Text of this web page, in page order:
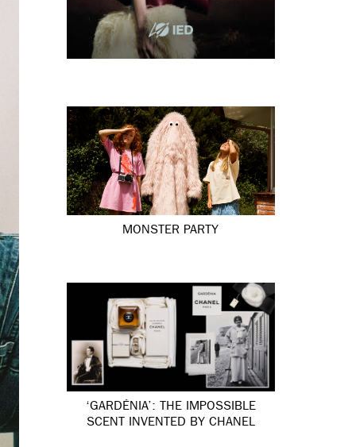
MONSTER PARTY
‘GARDÉNIA’: THE IMPOSSIBLE
SCENT INVENTED BY CHANEL